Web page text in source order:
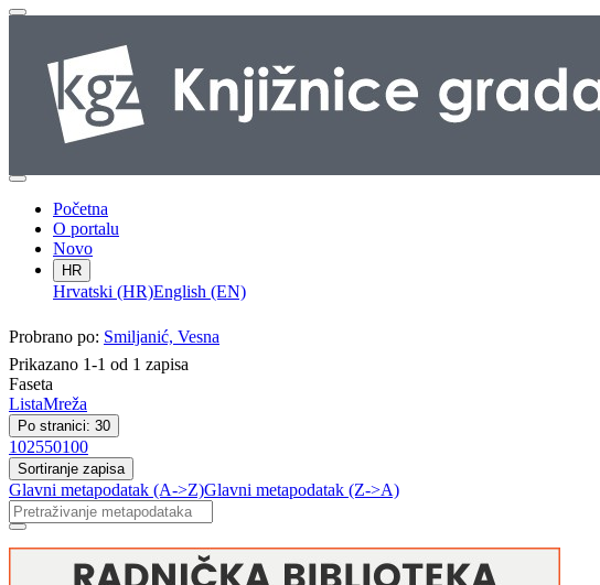
Početna
O portalu
Novo
HR
Hrvatski (HR)English (EN)
Probrano po: Smiljanić, Vesna
Prikazano 1-1 od 1 zapisa
Faseta
ListaMreža
Po stranici: 30
102550100
Sortiranje zapisa
Glavni metapodatak (A->Z)Glavni metapodatak (Z->A)